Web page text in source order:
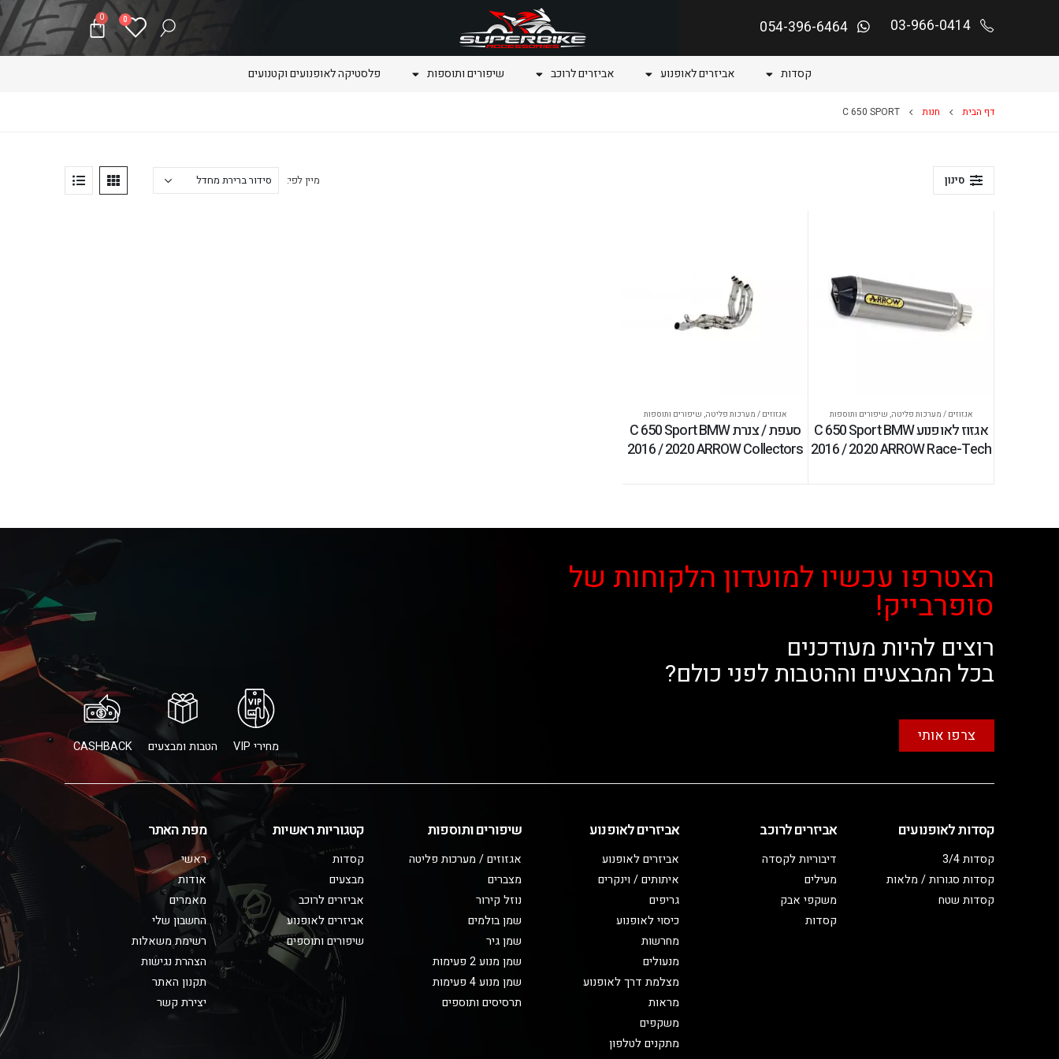
03-966-0414
054-396-6464
0
0
קסדות אביזרים לאופנוע אביזרים לרוכב שיפורים ותוספות פלסטיקה לאופנועים וקטנועים
דף הבית חנות C 650 SPORT
סינון מיין לפי:
אגזוזים / מערכות פליטה, שיפורים ותוספות
אגזוז לאופנוע C 650 Sport BMW
2016 / 2020 ARROW Race-Tech
אגזוזים / מערכות פליטה, שיפורים ותוספות
סעפת / צנרת C 650 Sport BMW
2016 / 2020 ARROW Collectors
הצטרפו עכשיו למועדון הלקוחות של
סופרבייק!
רוצים להיות מעודכנים
בכל המבצעים וההטבות לפני כולם?
צרפו אותי
מחירי VIP הטבות ומבצעים CASHBACK
קסדות לאופנועים
קסדות 3/4
קסדות סגורות / מלאות
קסדות שטח
אביזרים לרוכב
דיבוריות לקסדה
מעילים
משקפי אבק
קסדות
אביזרים לאופנוע
אביזרים לאופנוע
איתותים / וינקרים
גריפים
כיסוי לאופנוע
מחרשות
מנעולים
מצלמת דרך לאופנוע
מראות
משקפים
מתקנים לטלפון
שיפורים ותוספות
אגזוזים / מערכות פליטה
מצברים
נוזל קירור
שמן בולמים
שמן גיר
שמן מנוע 2 פעימות
שמן מנוע 4 פעימות
תרסיסים ותוספים
קטגוריות ראשיות
קסדות
מבצעים
אביזרים לרוכב
אביזרים לאופנוע
שיפורים ותוספים
מפת האתר
ראשי
אודות
מאמרים
החשבון שלי
רשימת משאלות
הצהרת נגישות
תקנון האתר
יצירת קשר